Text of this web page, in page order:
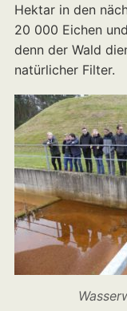
Hektar in den
20 000 Eichen
denn der Wald
natürlicher Filter.